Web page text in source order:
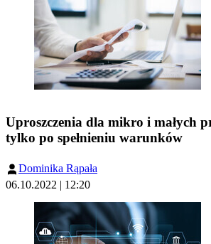
Uproszczenia dla mikro i małych
tylko po spełnieniu warunków
Dominika Rąpała
06.10.2022 | 12:20